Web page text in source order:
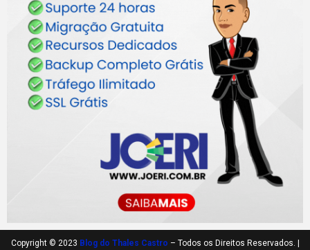
Copyright © 2023 Blog do Thales Castro – Todos os Direitos Reservados. |